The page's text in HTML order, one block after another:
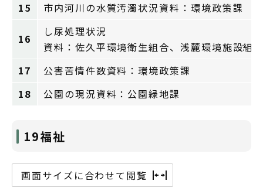
15
市内河川の水質汚濁状況資料：環境政策課
16
し尿処理状況
資料：佐久平環境衛生組合、浅麓環境施設組
17
公害苦情件数資料：環境政策課
18
公園の現況資料：公園緑地課
19福祉
画面サイズに合わせて閲覧